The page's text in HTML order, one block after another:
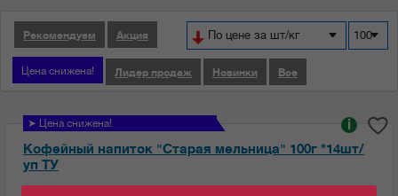
100
По цене за шт/кг
Рекомендуем Акция
Цена снижена! Лидер продаж Новинки Все
➤ Цена снижена!
Кофейный напиток "Старая мельница" 100г *14шт/
уп ТУ
i